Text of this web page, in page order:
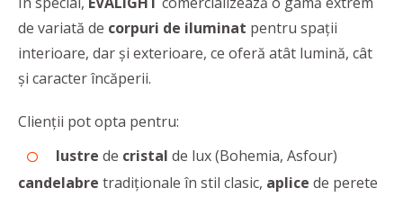
de variată de corpuri de iluminat pentru spaţii
interioare, dar şi exterioare, ce oferă atât lumină, cât
şi caracter încăperii.
Clienții pot opta pentru:
lustre de cristal de lux (Bohemia, Asfour)
candelabre tradiționale în stil clasic, aplice de perete